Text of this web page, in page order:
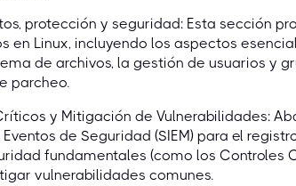
protección y seguridad: Esta sección
en Linux, incluyendo los aspectos
de archivos, la gestión de usuarios y
parcheo.
y Mitigación de Vulnerabilidades:
de Seguridad (SIEM) para el
fundamentales (como los Controles
vulnerabilidades comunes.